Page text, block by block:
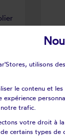
utilisons
le contenu et
expérience
trafic.
votre droit à
certains types de